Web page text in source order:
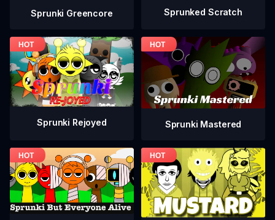
Sprunki Greencore Sprunked Scratch
Sprunki Rejoyed Sprunki Mastered